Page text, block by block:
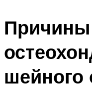
Причины
шейного